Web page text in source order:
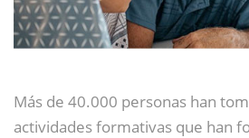
Más de 40.000 personas han
actividades formativas que han